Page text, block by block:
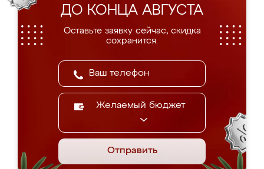
ДО КОНЦА АВГУСТА
Оставьте заявку сейчас, скидка
сохранится.
Желаемый бюджет
Отправить